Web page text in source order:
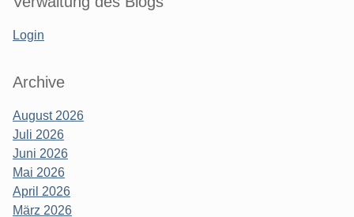
Login
Archive
August 2026
Juli 2026
Juni 2026
Mai 2026
April 2026
März 2026